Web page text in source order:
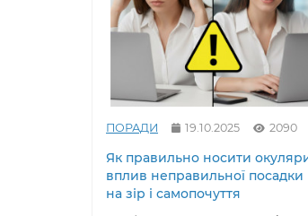
ПОРАДИ 19.10.2025 2090
Як правильно носити
вплив неправильної посадки
на зір і самопочуття